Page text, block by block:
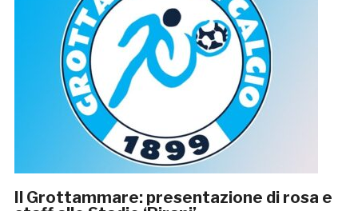
Il Grottammare: presentazione di rosa e